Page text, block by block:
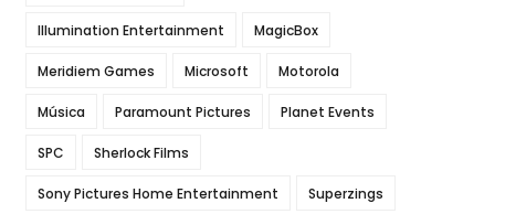
Illumination Entertainment MagicBox
Meridiem Games Microsoft Motorola
Música Paramount Pictures Planet Events
SPC Sherlock Films
Sony Pictures Home Entertainment Superzings